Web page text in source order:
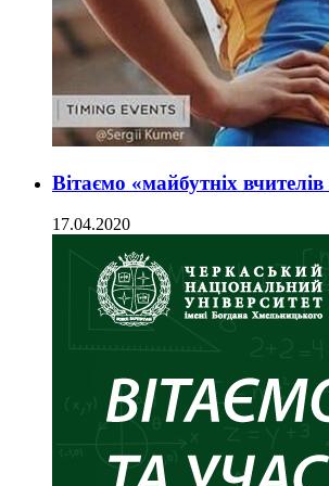
Вітаємо «майбутніх
17.04.2020